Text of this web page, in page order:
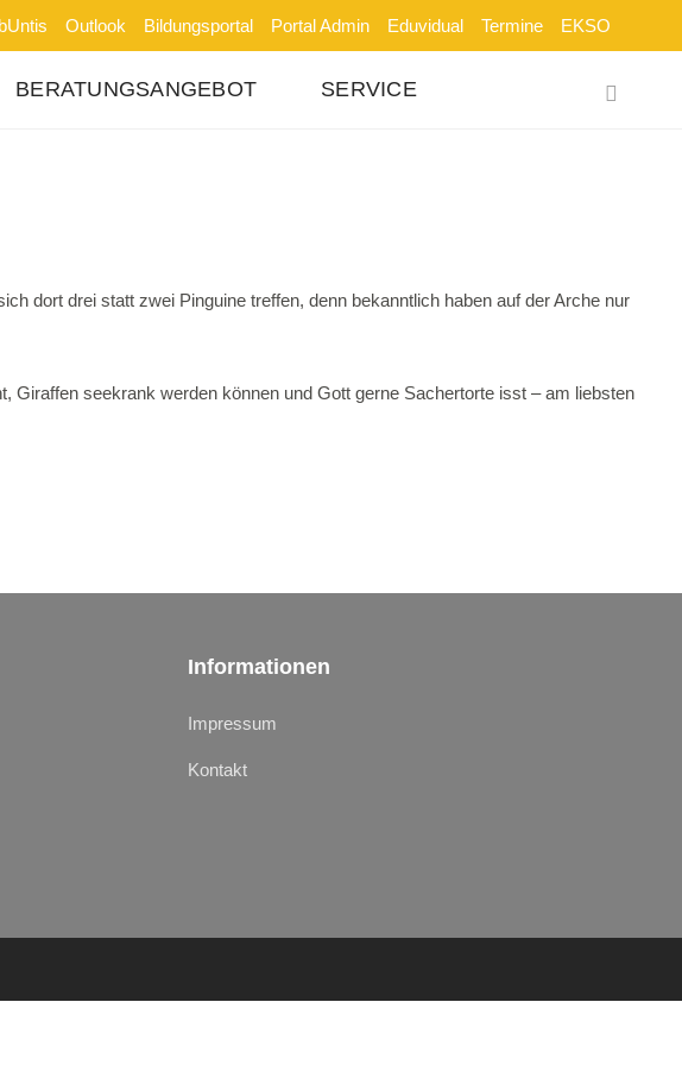
Outlook Bildungsportal Portal Admin Eduvidual Termine EKSO
BERATUNGSANGEBOT SERVICE
dort drei statt zwei Pinguine treffen, denn bekanntlich haben auf der Arche nur
seekrank werden können und Gott gerne Sachertorte isst – am liebsten
Informationen
Impressum
Kontakt